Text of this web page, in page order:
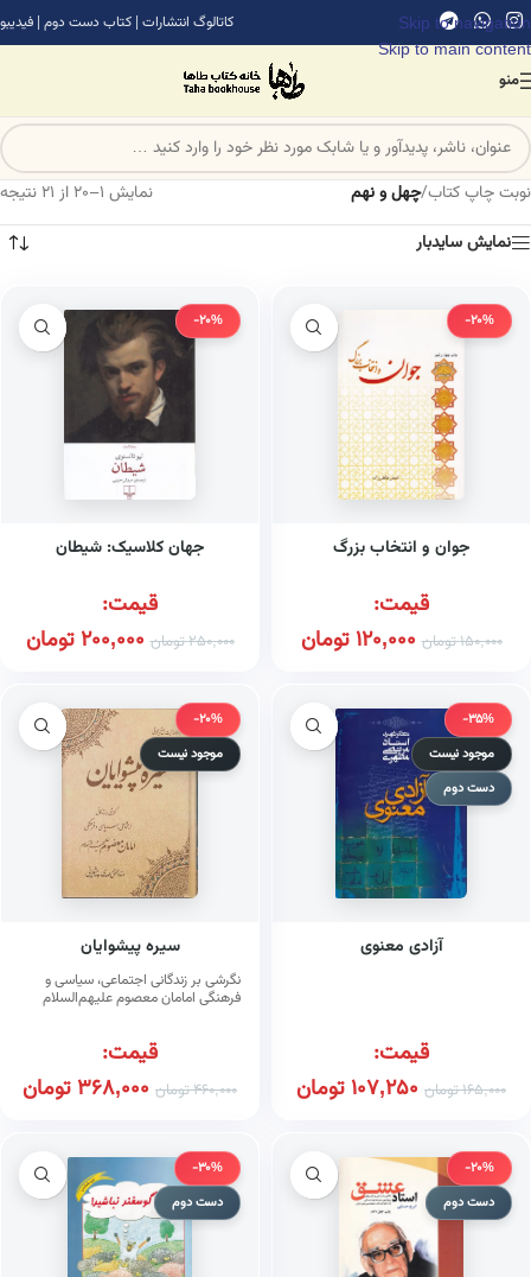
Skip to navigation
Skip to main content
کاتالوگ انتشارات | کتاب دست دوم | فیدیبو
منو
نوبت چاپ کتاب/چهل و نهم
نمایش 1–20 از 21 نتیجه
نمایش سایدبار
-20%
جوان و انتخاب بزرگ
قیمت:
150,000تومان 120,000تومان
-20%
جهان کلاسیک: شیطان
قیمت:
250,000تومان 200,000تومان
-35%
موجود نیست
دست دوم
آزادی معنوی
قیمت:
165,000تومان 107,250تومان
-20%
موجود نیست
سیره پیشوایان
نگرشی بر زندگانی اجتماعی، سیاسی و
فرهنگی امامان معصوم علیهم‌السلام
قیمت:
460,000تومان 368,000تومان
-20%
دست دوم
-30%
دست دوم